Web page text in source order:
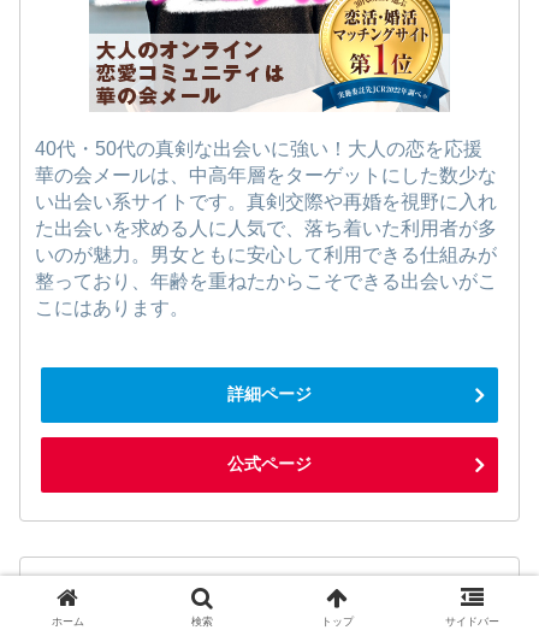
40代・50代の真剣な出会いに強い！大人の恋を応援
華の会メールは、中高年層をターゲットにした数少な
い出会い系サイトです。真剣交際や再婚を視野に入れ
た出会いを求める人に人気で、落ち着いた利用者が多
いのが魅力。男女ともに安心して利用できる仕組みが
整っており、年齢を重ねたからこそできる出会いがこ
こにはあります。
詳細ページ
公式ページ
第6位：ミントC!Jメール
ホーム 検索 トップ サイドバー